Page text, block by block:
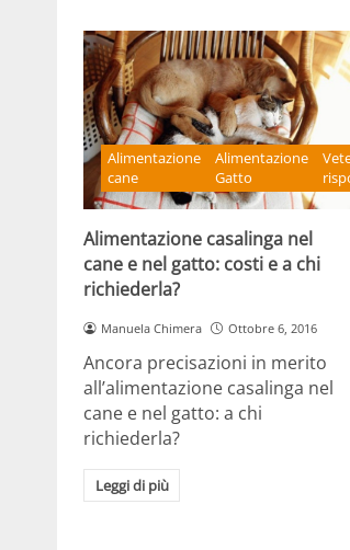
Alimentazione
cane
Alimentazione
Gatto
Alimentazione casalinga nel
cane e nel gatto: costi e a chi
richiederla?
Manuela Chimera Ottobre 6, 2016
Ancora precisazioni in merito
all’alimentazione casalinga nel
cane e nel gatto: a chi
richiederla?
Leggi di più